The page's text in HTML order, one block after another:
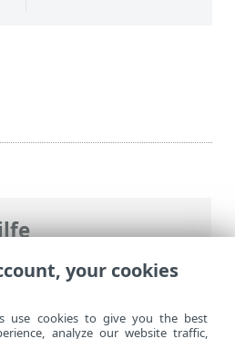
ESET Smart Security
your cookies
use cookies to give you the best
analyze our website traffic,